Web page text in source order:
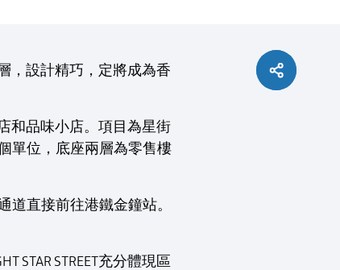
，設計精巧，定將成為香
和品味小店。項目為星街
單位，底座兩層為零售樓
直接前往港鐵金鐘站。
STREET充分體現區